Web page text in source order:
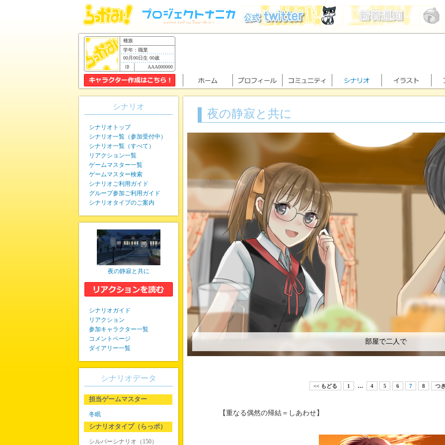
種族
学年：職業
00月00日生 00歳
AAA000000
夜の静寂と共に
部屋で二人で
<< もどる 1 … 4 5 6 7 8 つ
【重なる偶然の帰結＝しあわせ】
シナリオ
シナリオトップ
シナリオ一覧（参加受付中）
シナリオ一覧（すべて）
リアクション一覧
ゲームマスター一覧
ゲームマスター検索
シナリオご利用ガイド
グループ参加ご利用ガイド
シナリオタイプのご案内
夜の静寂と共に
シナリオガイド
リアクション
参加キャラクター一覧
コメントページ
ダイアリー一覧
シナリオデータ
担当ゲームマスター
冬眠
シナリオタイプ（らっポ）
シルバーシナリオ（150）